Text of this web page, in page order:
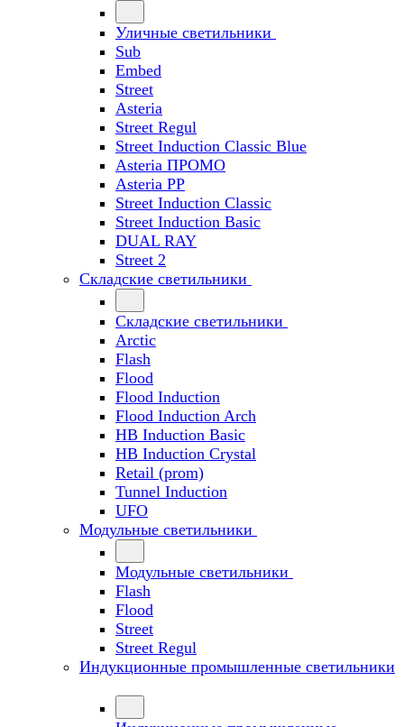
Уличные светильники
Sub
Embed
Street
Asteria
Street Regul
Street Induction Classic Blue
Asteria ПРОМО
Asteria PP
Street Induction Classic
Street Induction Basic
DUAL RAY
Street 2
Складские светильники
Складские светильники
Arctic
Flash
Flood
Flood Induction
Flood Induction Arch
HB Induction Basic
HB Induction Crystal
Retail (prom)
Tunnel Induction
UFO
Модульные светильники
Модульные светильники
Flash
Flood
Street
Street Regul
Индукционные промышленные светильники